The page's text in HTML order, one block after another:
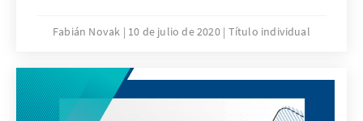
internacionales han venido ganando o
nuevo orden de transición sufrirá alguna
alteración a raíz de la pandemia del COVID-
19?
Fabián Novak 10 de julio de 2020 Título individual